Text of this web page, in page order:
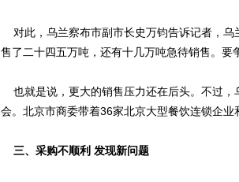
对此，乌兰察布市副市长史万钧告诉记者，乌
售了二十四五万吨，还有十几万吨急待销售。要
也就是说，更大的销售压力还在后头。不过，
会。北京市商委带着36家北京大型餐饮连锁企业
三、采购不顺利 发现新问题